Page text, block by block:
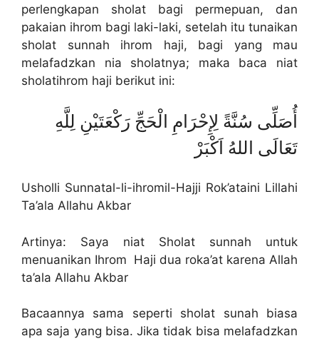
perlengkapan sholat bagi permepuan, dan
pakaian ihrom bagi laki-laki, setelah itu tunaikan
sholat sunnah ihrom haji, bagi yang mau
melafadzkan nia sholatnya; maka baca niat
sholatihrom haji berikut ini:
أُصَلِّى سُنَّةً لِإِحْرَامِ الْحَجِّ رَكْعَتَيْنِ لِلَّهِ
تَعَالَى اللهُ اَكْبَرْ
Usholli Sunnatal-li-ihromil-Hajji Rok’ataini Lillahi
Ta’ala Allahu Akbar
Artinya: Saya niat Sholat sunnah untuk
menuanikan Ihrom Haji dua roka’at karena Allah
ta’ala Allahu Akbar
Bacaannya sama seperti sholat sunah biasa
apa saja yang bisa. Jika tidak bisa melafadzkan